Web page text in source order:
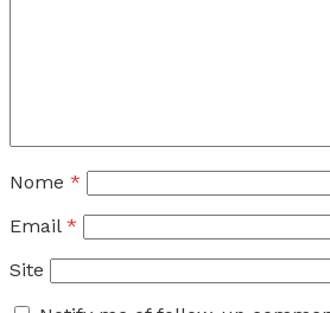
Nome *
Email *
Site